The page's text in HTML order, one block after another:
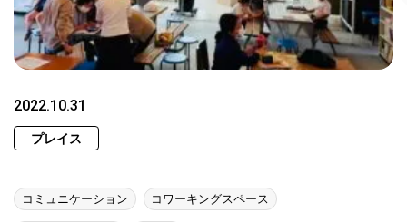
2022.10.31
プレイス
コミュニケーション コワーキングスペース